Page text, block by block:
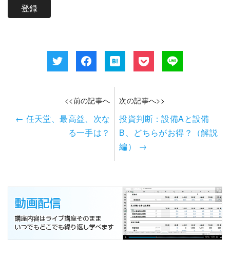
<<前の記事へ
← 任天堂、最高益、次な
る一手は？
次の記事へ>>
投資判断：設備Aと設備
B、どちらがお得？（解説
編）
→